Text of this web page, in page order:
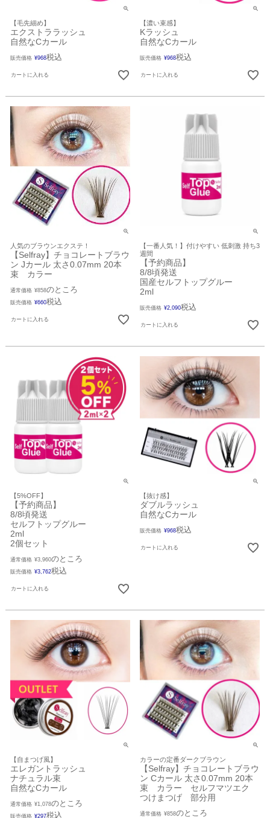
【毛先細め】
エクストララッシュ
自然なCカール
販売価格 ¥968税込
カートに入れる
【濃い束感】
Kラッシュ
自然なCカール
販売価格 ¥968税込
カートに入れる
人気のブラウンエクステ！
【Selfray】チョコレートブラウ
ン Jカール 太さ0.07mm 20本
束 カラー
通常価格 ¥858のところ
販売価格 ¥660税込
カートに入れる
【一番人気！】付けやすい 低刺激 持ち3
週間
【予約商品】
8/8頃発送
国産セルフトップグルー
2ml
販売価格 ¥2,090税込
カートに入れる
【5%OFF】
【予約商品】
8/8頃発送
セルフトップグルー
2ml
2個セット
通常価格 ¥3,960のところ
販売価格 ¥3,762税込
カートに入れる
【抜け感】
ダブルラッシュ
自然なCカール
販売価格 ¥968税込
カートに入れる
【自まつげ風】
エレガントラッシュ
ナチュラル束
自然なCカール
通常価格 ¥1,078のところ
販売価格 ¥297税込
カラーの定番ダークブラウン
【Selfray】チョコレートブラウ
ン Cカール 太さ0.07mm 20本
束 カラー セルフマツエク
つけまつげ 部分用
通常価格 ¥858のところ